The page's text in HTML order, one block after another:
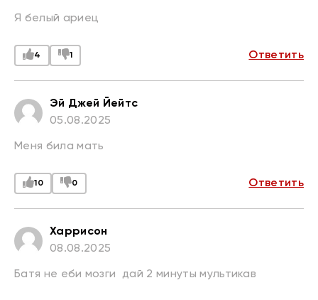
Я белый ариец
4 1 Ответить
Эй Джей Йейтс
05.08.2025
Меня била мать
10 0 Ответить
Харрисон
08.08.2025
Батя не еби мозги дай 2 минуты мультикав